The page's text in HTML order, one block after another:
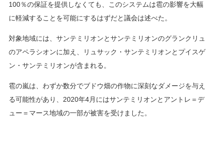
100％の保証を提供しなくても、このシステムは雹の影響を大幅
に軽減することを可能にするはずだと議会は述べた。
対象地域には、サンテミリオンとサンテミリオンのグランクリュ
のアペラシオンに加え、リュサック・サンテミリオンとプイスゲ
ン・サンテミリオンが含まれる。
雹の嵐は、わずか数分でブドウ畑の作物に深刻なダメージを与え
る可能性があり、2020年4月にはサンテミリオンとアントレ＝デ
ュー＝マース地域の一部が被害を受けました。